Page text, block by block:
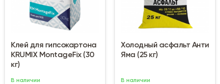
Клей для гипсокартона
KRUMIX MontageFix (30
кг)
В наличии
Холодный асфальт Анти
Яма (25 кг)
В наличии